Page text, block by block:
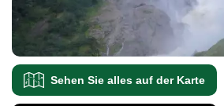
Sehen Sie alles auf der Karte